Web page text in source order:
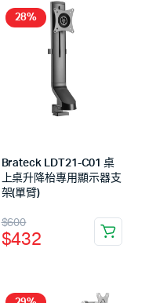
28%
Brateck LDT21-C01 桌
上桌升降枱專用顯示器支
架(單臂)
$600
$432